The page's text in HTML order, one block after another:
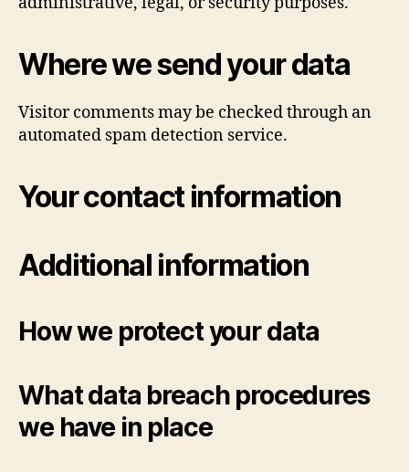
Where we send your data
Visitor comments may be checked through an
automated spam detection service.
Your contact information
Additional information
How we protect your data
What data breach procedures
we have in place